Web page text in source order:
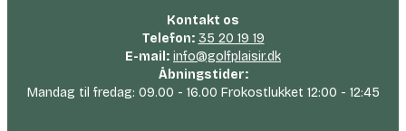
Kontakt os
Telefon: 35 20 19 19
E-mail: info@golfplaisir.dk
Åbningstider:
Mandag til fredag: 09.00 - 16.00 Frokostlukket 12:00 - 12:45